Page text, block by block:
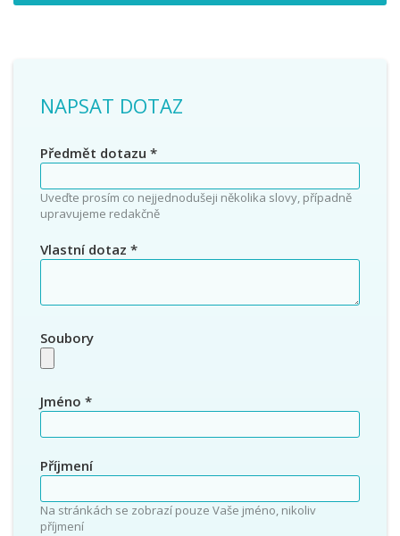
NAPSAT DOTAZ
Předmět dotazu *
Uveďte prosím co nejjednodušeji několika slovy, případně
upravujeme redakčně
Vlastní dotaz *
Soubory
Jméno *
Příjmení
Na stránkách se zobrazí pouze Vaše jméno, nikoliv
příjmení